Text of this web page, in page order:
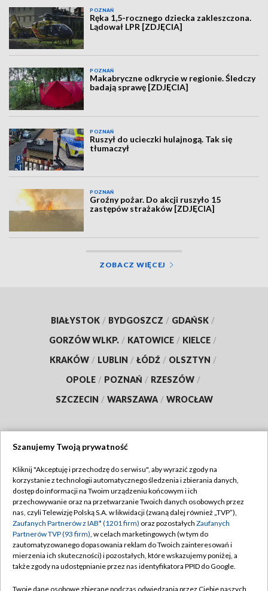
POZNAŃ
Ręka 1,5-rocznego dziecka zakleszczona.
Lądował LPR [ZDJĘCIA]
POZNAŃ
Makabryczne odkrycie w regionie. Śledczy
badają sprawę [ZDJĘCIA]
POZNAŃ
Ruszył do ucieczki hulajnogą. Tak się
tłumaczył
POZNAŃ
Groźny pożar. Do akcji ruszyło 15
zastępów strażaków [ZDJĘCIA]
ZOBACZ WIĘCEJ
BIAŁYSTOK / BYDGOSZCZ / GDAŃSK /
GORZÓW WLKP. / KATOWICE / KIELCE /
KRAKÓW / LUBLIN / ŁÓDŹ / OLSZTYN /
OPOLE / POZNAŃ / RZESZÓW /
SZCZECIN / WARSZAWA / WROCŁAW
TVP
Abonament TVP
Emisja w TVP
Centrum informacji TVP
Naziemna Telewizja Cyfrowa
Regulamin TVP
Polityka prywatności
Moje zgody
Pomoc
Szanujemy Twoją prywatność
Kliknij "Akceptuję i przechodzę do serwisu", aby wyrazić zgody na
korzystanie z technologii automatycznego śledzenia i zbierania danych,
dostęp do informacji na Twoim urządzeniu końcowym i ich
przechowywanie oraz na przetwarzanie Twoich danych osobowych przez
nas, czyli Telewizję Polską S.A. w likwidacji (zwaną dalej również „TVP”),
Zaufanych Partnerów z IAB* (1201 firm) oraz pozostałych Zaufanych
Partnerów TVP (93 firm), w celach marketingowych (w tym do
zautomatyzowanego dopasowania reklam do Twoich zainteresowań i
mierzenia ich skuteczności) i pozostałych, które wskazujemy poniżej, a
także zgody na udostępnianie przez nas identyfikatora PPID do Google.
Twoje dane osobowe zbierane podczas odwiedzania przez Ciebie naszych